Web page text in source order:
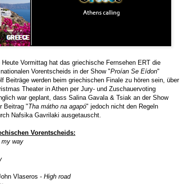
Heute Vormittag hat das griechische Fernsehen ERT die
Vorentscheids in der Show "Proían Se Eídon"
Beiträge werden beim griechischen Finale zu hören sein, über
Theater in Athen per Jury- und Zuschauervoting
war geplant, dass Salina Gavala & Tsiak an der Show
Beitrag "Tha mátho na agapó" jedoch nicht den Regeln
Nafsika Gavrilaki ausgetauscht.
Vorentscheids:
my way
Vlaseros - High road